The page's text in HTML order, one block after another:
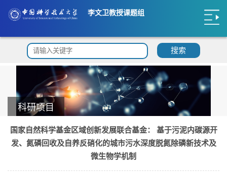
李文卫教授课题组
搜索
科研项目
国家自然科学基金区域创新发展联合基金： 基于污泥内碳源开
发、氮磷回收及自养反硝化的城市污水深度脱氮除磷新技术及
微生物学机制